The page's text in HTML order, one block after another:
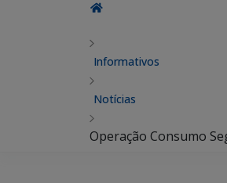
Informativos
Notícias
Operação Consumo